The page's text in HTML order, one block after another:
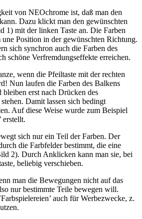
von NEOchrome ist, daß man den
Dazu klickt man den gewünschten
1) mit der linken Taste an. Die Farben
Position in der gewünschten Richtung.
sich synchron auch die Farben des
schöne Verfremdungseffekte erreichen.
wenn die Pfeiltaste mit der rechten
Nun laufen die Farben des Balkens
erst nach Drücken des
Damit lassen sich bedingt
Auf diese Weise wurde zum Beispiel
erstellt.
sich nur ein Teil der Farben. Der
die Farbfelder bestimmt, die eine
2). Durch Anklicken kann man sie, bei
beliebig verschieben.
man die Bewegungen nicht auf das
nur bestimmte Teile bewegen will.
auch für Werbezwecke, z.